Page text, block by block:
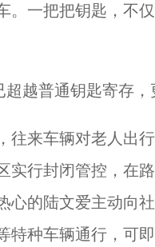
。一把把钥匙，不
越普通钥匙寄存，
来车辆对老人出行
实行封闭管控，在
心的陆文爱主动向
特种车辆通行，可